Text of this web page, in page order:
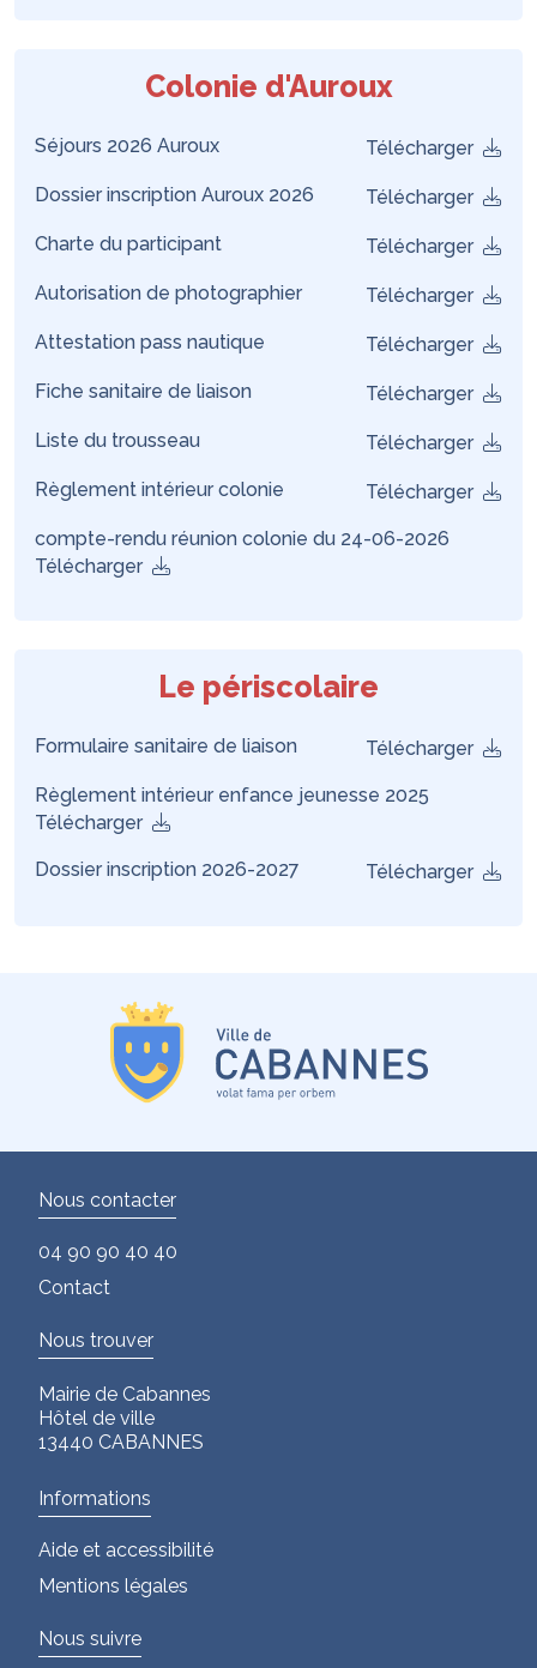
Colonie d'Auroux
Séjours 2026 Auroux Télécharger
Dossier inscription Auroux 2026 Télécharger
Charte du participant Télécharger
Autorisation de photographier Télécharger
Attestation pass nautique Télécharger
Fiche sanitaire de liaison Télécharger
Liste du trousseau Télécharger
Règlement intérieur colonie Télécharger
compte-rendu réunion colonie du 24-06-2026
Télécharger
Le périscolaire
Formulaire sanitaire de liaison Télécharger
Règlement intérieur enfance jeunesse 2025
Télécharger
Dossier inscription 2026-2027 Télécharger
Nous contacter
04 90 90 40 40
Contact
Nous trouver
Mairie de Cabannes
Hôtel de ville
13440 CABANNES
Informations
Aide et accessibilité
Mentions légales
Nous suivre